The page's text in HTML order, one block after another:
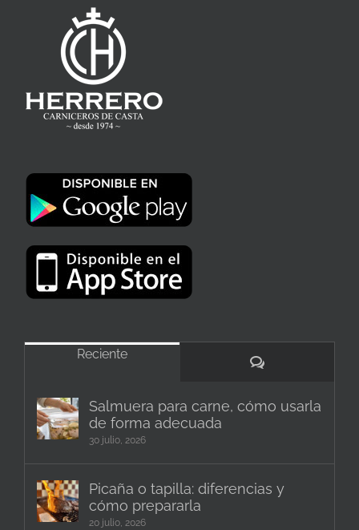
Reciente
Comentarios
Salmuera para carne, cómo usarla
de forma adecuada
30 julio, 2026
Picaña o tapilla: diferencias y
cómo prepararla
20 julio, 2026